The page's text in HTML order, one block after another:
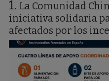
La Comunidad
iniciativa solidaria
afectados por los